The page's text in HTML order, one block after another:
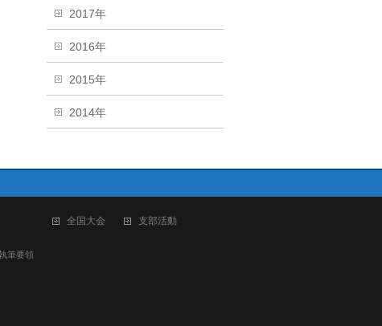
2017年
2016年
2015年
2014年
筆要領
全国大会 支部活動